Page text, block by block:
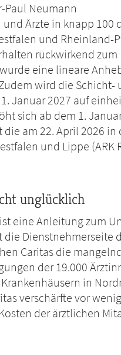
Paul Neumann
und Ärzte in knapp
und Rheinland-
rückwirkend zum
eine lineare
wird die
Januar 2027 auf
sich ab dem 1.
die am 22. April 2026
und Lippe (ARK
unglücklich
eine Anleitung zum
Dienstnehmerseite
Caritas die
der 19.000
in
verschärfte vor
der ärztlichen